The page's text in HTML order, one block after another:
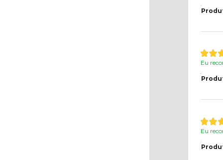
Eu
Eu